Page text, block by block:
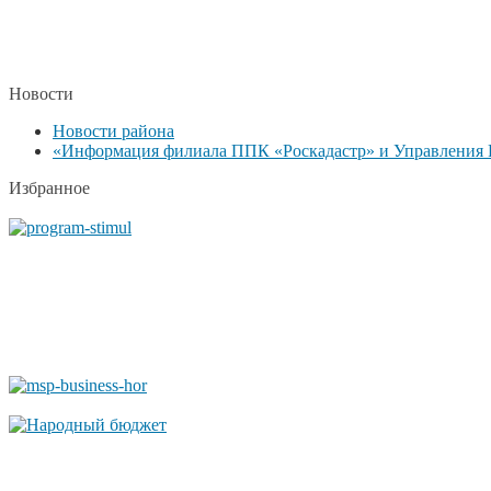
Новости
Новости района
«Информация филиала ППК «Роскадастр» и Управления
Избранное